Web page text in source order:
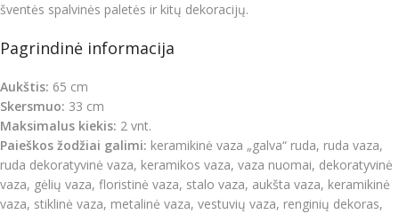
šventės spalvinės paletės ir kitų dekoracijų.
Pagrindinė informacija
Aukštis: 65 cm
Skersmuo: 33 cm
Maksimalus kiekis: 2 vnt.
Paieškos žodžiai galimi: keramikinė vaza „galva“ ruda, ruda vaza,
ruda dekoratyvinė vaza, keramikos vaza, vaza nuomai, dekoratyvinė
vaza, gėlių vaza, floristinė vaza, stalo vaza, aukšta vaza, keramikinė
vaza, stiklinė vaza, metalinė vaza, vestuvių vaza, renginių dekoras,